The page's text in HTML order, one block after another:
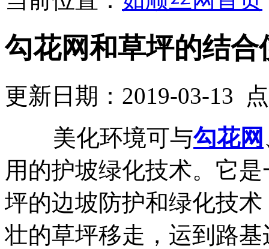
勾花网和草坪的结合
更新日期：2019-03-13
美化环境可与勾花网
用的护坡绿化技术。它
坪的边坡防护和绿化技
壮的草坪移走，运到路